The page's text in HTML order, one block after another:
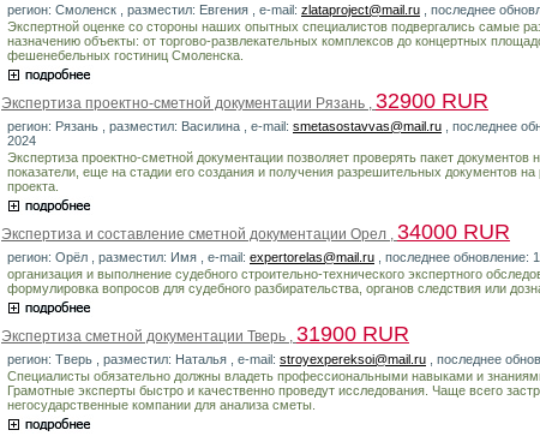
регион: Смоленск , разместил: Евгения , e-mail: zlataproject@mail.ru , последнее
Экспертной оценке со стороны наших опытных специалистов подвергались самые
назначению объекты: от торгово-развлекательных комплексов до концертных
фешенебельных гостиниц Смоленска.
Экспертиза проектно-сметной документации Рязань , 32900 RUR
регион: Рязань , разместил: Василина , e-mail: smetasostavvas@mail.ru , последнее
2024
Экспертиза проектно-сметной документации позволяет проверять пакет документов
показатели, еще на стадии его создания и получения разрешительных документов на
проекта.
Экспертиза и составление сметной документации Орел , 34000 RUR
регион: Орёл , разместил: Имя , e-mail: expertorelas@mail.ru , последнее обновление:
организация и выполнение судебного строительно-технического экспертного
формулировка вопросов для судебного разбирательства, органов следствия или
Экспертиза сметной документации Тверь , 31900 RUR
регион: Тверь , разместил: Наталья , e-mail: stroyexpereksoi@mail.ru , последнее
Специалисты обязательно должны владеть профессиональными навыками и
Грамотные эксперты быстро и качественно проведут исследования. Чаще всего
негосударственные компании для анализа сметы.